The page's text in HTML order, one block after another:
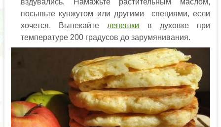
посыпьте кунжутом или другими специями, если
хочется. Выпекайте лепешки в духовке при
температуре 200 градусов до зарумянивания.